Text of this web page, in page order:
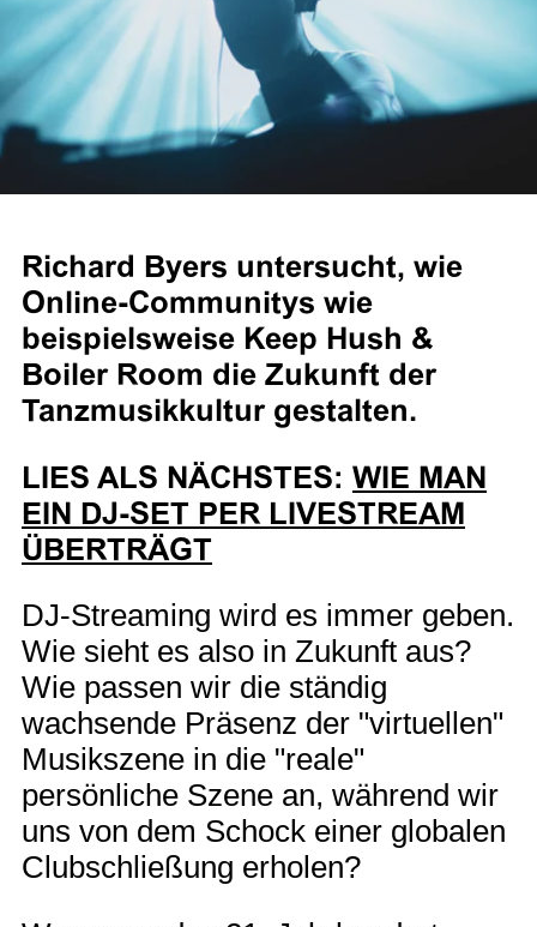
Richard Byers untersucht, wie
Online-Communitys wie
beispielsweise Keep Hush &
Boiler Room die Zukunft der
Tanzmusikkultur gestalten.
LIES ALS NÄCHSTES: WIE MAN
EIN DJ-SET PER LIVESTREAM
ÜBERTRÄGT
DJ-Streaming wird es immer geben.
Wie sieht es also in Zukunft aus?
Wie passen wir die ständig
wachsende Präsenz der "virtuellen"
Musikszene in die "reale"
persönliche Szene an, während wir
uns von dem Schock einer globalen
Clubschließung erholen?